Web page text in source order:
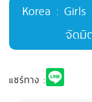
Korea :
จัดมิ
แชร์ทาง :